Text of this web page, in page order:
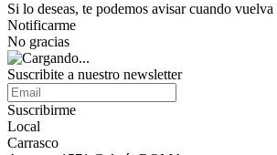
Si lo deseas, te podemos avisar cuando
Notificarme
No gracias
Suscribite a nuestro newsletter
Suscribirme
Local
Carrasco